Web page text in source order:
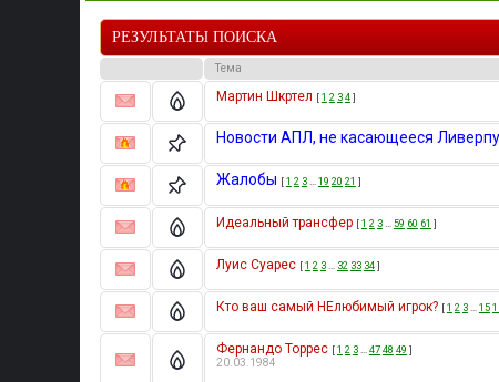
РЕЗУЛЬТАТЫ ПОИСКА
Тема
Мартин Шкртел [1 2 34]
Новости АПЛ, не касающееся
Жалобы [1 2 3… 19 20 21 ]
Идеальный трансфер [1 2 3… 59 60 61 ]
Луис Суарес [1 2 3… 32 33 34]
Кто ваш самый НЕлюбимый игрок? [1 2 3… 15
Фернандо Торрес [1 2 3… 4748 49 ]
20.03.1984